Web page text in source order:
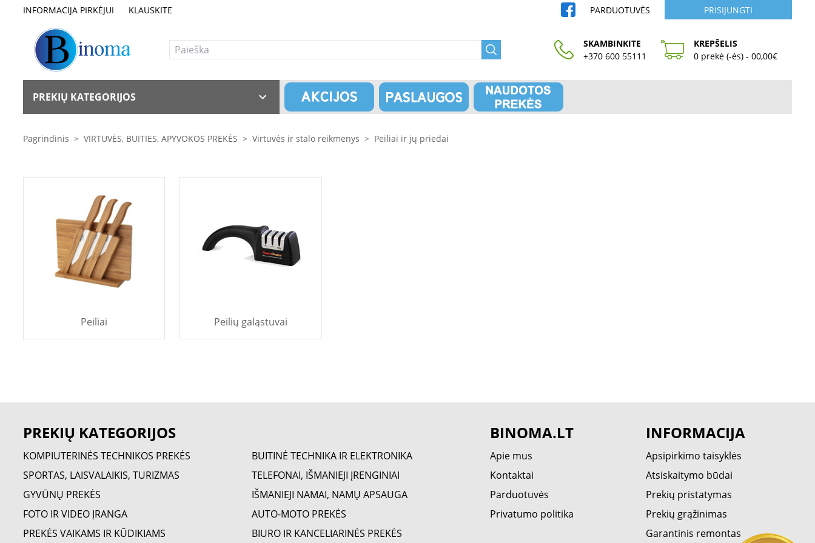
INFORMACIJA PIRKĖJUI KLAUSKITE PARDUOTUVĖS PRISIJUNGTI
SKAMBINKITE
+370 600 55111
KREPŠELIS
0 prekė (-ės) - 00,00€
PREKIŲ KATEGORIJOS
Pagrindinis > VIRTUVĖS, BUITIES, APYVOKOS PREKĖS > Virtuvės ir stalo reikmenys > Peiliai ir jų priedai
Peiliai Peilių galąstuvai
PREKIŲ KATEGORIJOS
KOMPIUTERINĖS TECHNIKOS PREKĖS
BUITINĖ TECHNIKA IR ELEKTRONIKA
SPORTAS, LAISVALAIKIS, TURIZMAS
TELEFONAI, IŠMANIEJI ĮRENGINIAI
GYVŪNŲ PREKĖS
IŠMANIEJI NAMAI, NAMŲ APSAUGA
FOTO IR VIDEO ĮRANGA
AUTO-MOTO PREKĖS
PREKĖS VAIKAMS IR KŪDIKIAMS
BIURO IR KANCELIARINĖS PREKĖS
BINOMA.LT
Apie mus
Kontaktai
Parduotuvės
Privatumo politika
INFORMACIJA
Apsipirkimo taisyklės
Atsiskaitymo būdai
Prekių pristatymas
Prekių grąžinimas
Garantinis remontas